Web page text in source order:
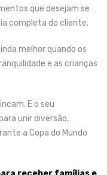
que desejam se
completa do cliente.
melhor quando os
e as crianças
E o seu
unir diversão,
a Copa do Mundo